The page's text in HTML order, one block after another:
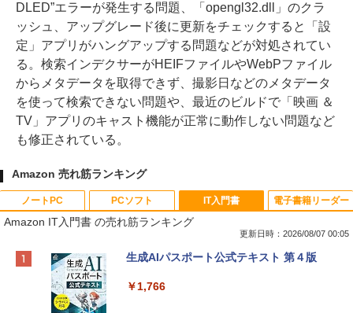
DLED”エラーが発生する問題、「opengl32.dll」のクラ
ッシュ、アップグレード後に更新をチェックすると「設
定」アプリがハングアップする問題などが対処されてい
る。検索インデクサーがHEIFファイルやWebPファイル
からメタデータを取得できず、撮影日などのメタデータ
を使って検索できない問題や、最近のビルドで「映画 ＆
TV」アプリのキャスト機能が正常に動作しない問題など
も修正されている。
Amazon 売れ筋ランキング
ノートPC
Apple 2026 MacBook Neo A18 Proチッ
e Intelligence、Liquid Retinaディスプ
PCソフト
Robloxギフトカード - 800 Robux 【限
インゲームコード】 ロブロックス | オン
IT入門書
Amazon IT入門書 の売れ筋ランキング
更新日時：2026/08/07 00:05
生成AIパスポート公式テキスト 第４版
￥1,766
電子書籍リーダー